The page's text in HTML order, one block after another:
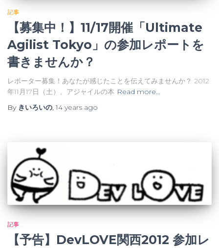
記事
【募集中！】11/17開催「Ultimate
Agilist Tokyo」の参加レポートを
書きませんか？
レポーター募集！あなたが感じたことを伝えてみませんか？ 2012
年11月17日（土）、アジャイルの本 Read more…
By きいろいの,14 years ago
記事
【予告】DevLOVE関西2012 参加レ